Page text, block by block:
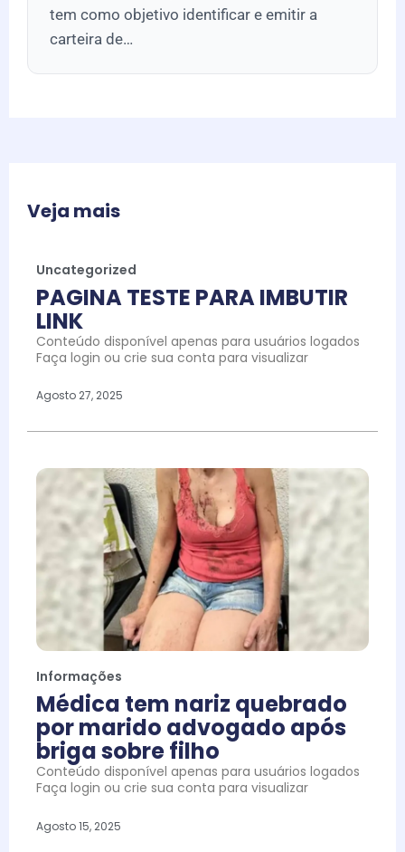
tem como objetivo identificar e emitir a
carteira de…
Veja mais
Uncategorized
PAGINA TESTE PARA IMBUTIR
LINK
Conteúdo disponível apenas para usuários logados
Faça login ou crie sua conta para visualizar
Agosto 27, 2025
Informações
Médica tem nariz quebrado
por marido advogado após
briga sobre filho
Conteúdo disponível apenas para usuários logados
Faça login ou crie sua conta para visualizar
Agosto 15, 2025